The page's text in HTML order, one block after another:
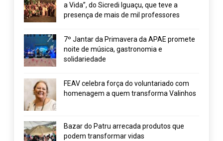
a Vida”, do Sicredi Iguaçu, que teve a
presença de mais de mil professores
7º Jantar da Primavera da APAE promete
noite de música, gastronomia e
solidariedade
FEAV celebra força do voluntariado com
homenagem a quem transforma Valinhos
Bazar do Patru arrecada produtos que
podem transformar vidas